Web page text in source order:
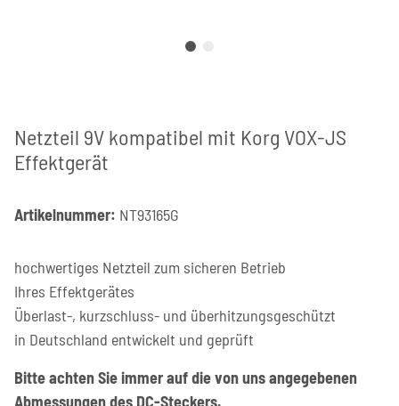
Netzteil 9V kompatibel mit Korg VOX-JS
Effektgerät
Artikelnummer: NT93165G
hochwertiges Netzteil zum sicheren Betrieb
Ihres Effektgerätes
Überlast-, kurzschluss- und überhitzungsgeschützt
in Deutschland entwickelt und geprüft
Bitte achten Sie immer auf die von uns angegebenen
Abmessungen des DC-Steckers.